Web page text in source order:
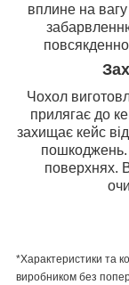
вплине на
Чохол
прилягає до
захищає кейс
пошкоджень.
поверхнях.
*Характеристики та
виробником без